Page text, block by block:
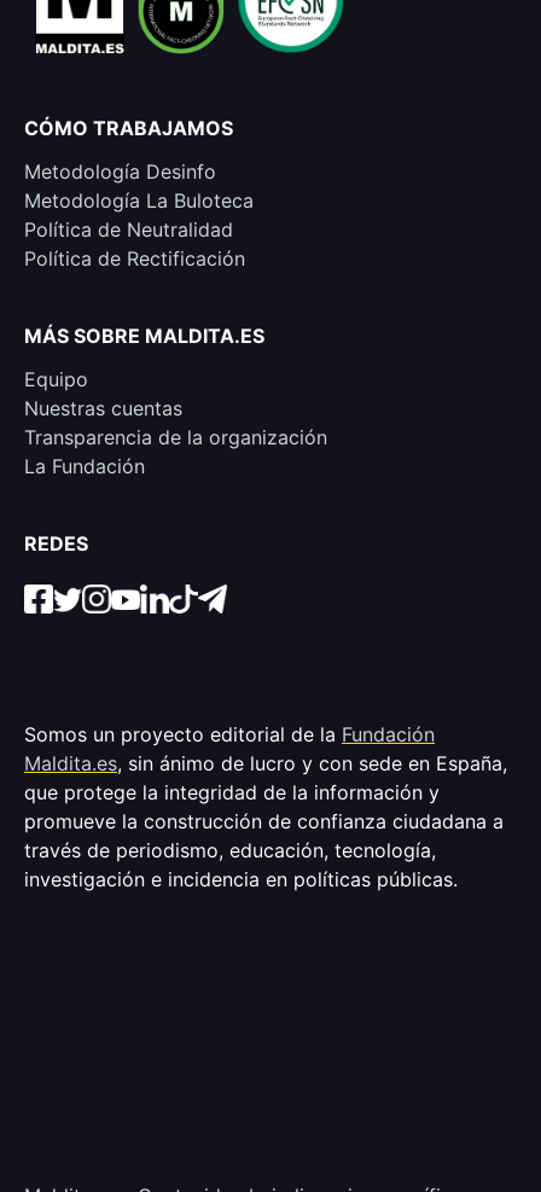
CÓMO TRABAJAMOS
Metodología Desinfo
Metodología La Buloteca
Política de Neutralidad
Política de Rectificación
MÁS SOBRE MALDITA.ES
Equipo
Nuestras cuentas
Transparencia de la organización
La Fundación
REDES
Somos un proyecto editorial de la Fundación
Maldita.es, sin ánimo de lucro y con sede en España,
que protege la integridad de la información y
promueve la construcción de confianza ciudadana a
través de periodismo, educación, tecnología,
investigación e incidencia en políticas públicas.